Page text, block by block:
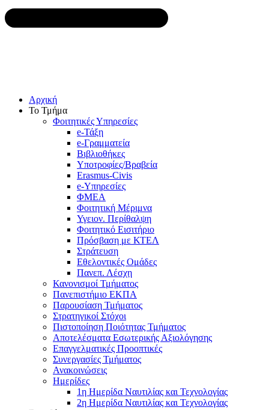
Αρχική
Το Τμήμα
Φοιτητικές Υπηρεσίες
e-Τάξη
e-Γραμματεία
Βιβλιοθήκες
Υποτροφίες/Βραβεία
Erasmus-Civis
e-Υπηρεσίες
ΦΜΕΑ
Φοιτητική Μέριμνα
Υγειον. Περίθαλψη
Φοιτητικό Εισιτήριο
Πρόσβαση με ΚΤΕΛ
Στράτευση
Εθελοντικές Ομάδες
Πανεπ. Λέσχη
Κανονισμοί Τμήματος
Πανεπιστήμιο ΕΚΠΑ
Παρουσίαση Τμήματος
Στρατηγικοί Στόχοι
Πιστοποίηση Ποιότητας Τμήματος
Αποτελέσματα Εσωτερικής Αξιολόγησης
Επαγγελματικές Προοπτικές
Συνεργασίες Τμήματος
Ανακοινώσεις
Ημερίδες
1η Ημερίδα Ναυτιλίας και Τεχνολογίας
2η Ημερίδα Ναυτιλίας και Τεχνολογίας